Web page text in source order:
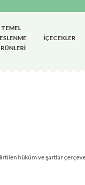
TEMEL
İÇECEKLER
hüküm ve şartlar